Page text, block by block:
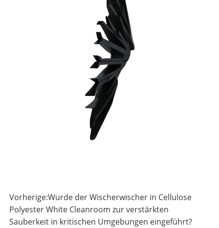
Vorherige:Wurde der Wischerwischer in Cellulose
Polyester White Cleanroom zur verstärkten
Sauberkeit in kritischen Umgebungen eingeführt?